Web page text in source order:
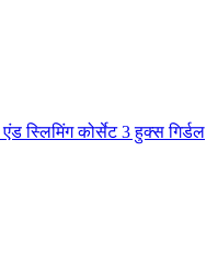
स्लिमिंग कोर्सेट 3 हुक्स गिर्डल